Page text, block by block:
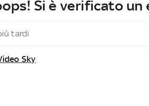
Si è verificato un
tardi
Sky